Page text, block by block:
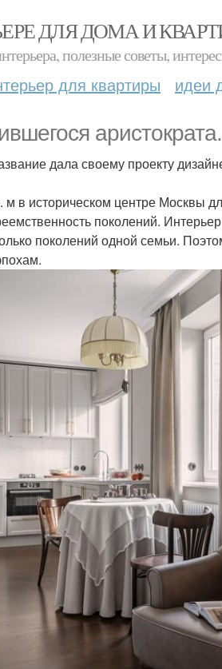
ДЛЯ ДОМА И
полезные советы,
для квартиры идеи
аристократа.
дала своему проекту
в историческом центре Москвы
поколений.
поколений одной семьи.